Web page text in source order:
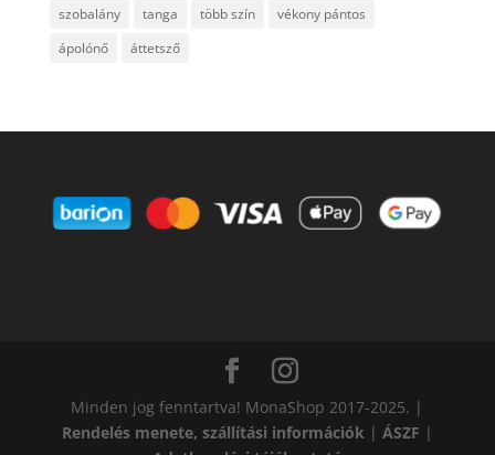
szobalány
tanga több szín
vékony pántos
ápolónő
áttetsző
Minden jog fenntartva! MonaShop 2017-2025. |
Rendelés menete, szállítási információk| ÁSZF |